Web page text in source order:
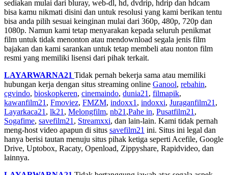
sediakan mulai dari bluray, web-dl, hd, dvdrip, hdrip dan hdcam
bisa kamu nikmati disini dan untuk resolusi yang kami berikan tentu
bisa anda pilih sesuai keinginan mulai dari 360p, 480p, 720p dan
1080p. Namun kami tetap menyarakan kepada seluruh penikmat
film untuk tidak menonton atau mendownload segala jenis film
bajakan dan kami sarankan untuk tetap membeli atau nonton film
resmi yang memiliki lisensi dari pihak terkait.
LAYARWARNA21 Tidak pernah bekerja sama atau memiliki
hubungan kerja dengan situs streaming online Ganool, rebahin,
cgvindo, bioskopkeren, cinemaindo, dunia21 , filmapik,
kawanfilm21 , Fmoviez, FMZM, indoxx1 , indoxxi, Juraganfilm21 ,
Layarkaca21 , lk21 , Melongfilm, nb21 ,Pahe in, Pusatfilm21 ,
Sogafime, savefilm21 , Streamxxi, dan lain-lain. Kami tidak pernah
meng-host video apapun di situs savefilm21 ini. Situs ini legal dan
hanya berisi tautan menuju situs pihak ketiga seperti Acefile, Google
Drive, Uptobox, Racaty, Openload, Zippyshare, Rapidvideo, dan
lainnya.